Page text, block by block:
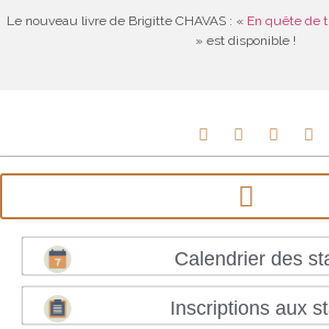
Le nouveau livre de Brigitte CHAVAS : « En quête de
» est disponible !
Calendrier des
Inscriptions aux